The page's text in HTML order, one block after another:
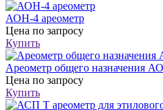
АОН-4 ареометр
Цена по запросу
Купить
Ареометр общего назначения
Цена по запросу
Купить